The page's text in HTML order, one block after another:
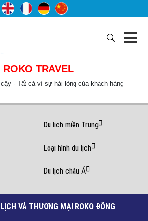
ROKO TRAVEL
- Tất cả vì sự hài lòng của khách hàng
Du lịch miền Trung
Loại hình du lịch
Du lịch châu Á
VÀ THƯƠNG MẠI ROKO ĐÔNG